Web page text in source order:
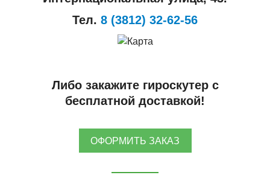
Тел. 8 (3812) 32-62-56
Либо закажите гироскутер с
бесплатной доставкой!
ОФОРМИТЬ ЗАКАЗ